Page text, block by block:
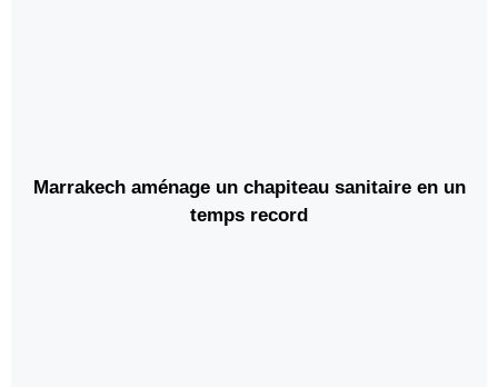
Marrakech aménage un chapiteau sanitaire en un
temps record